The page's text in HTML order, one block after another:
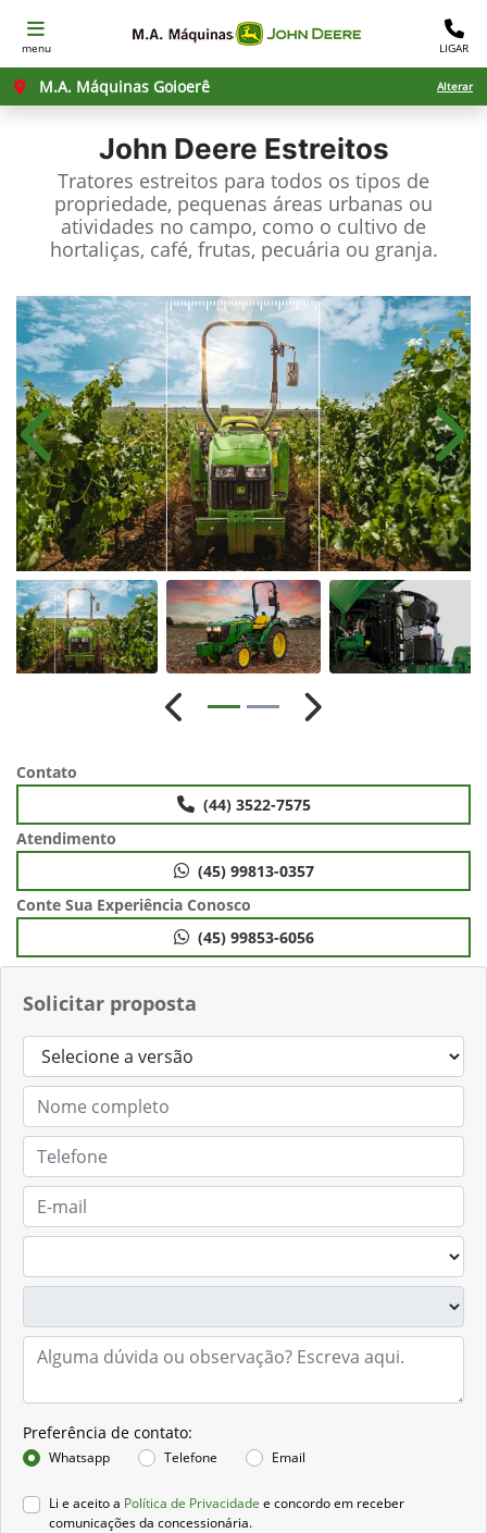
menu LIGAR
M.A. Máquinas Goioerê Alterar
John Deere Estreitos
Tratores estreitos para todos os tipos de
propriedade, pequenas áreas urbanas ou
atividades no campo, como o cultivo de
hortaliças, café, frutas, pecuária ou granja.
Solicitar proposta
Preferência de contato:
Whatsapp Telefone Email
Li e aceito a Política de Privacidade e concordo em receber
comunicações da concessionária.
Anterior
Anterior Próximo
Contato
(44) 3522-7575
Atendimento
(45) 99813-0357
Conte Sua Experiência Conosco
(45) 99853-6056